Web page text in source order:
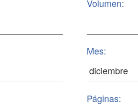
Volumen:
Mes:
Páginas: